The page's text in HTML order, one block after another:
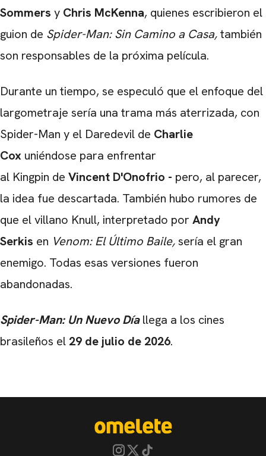
Sommers y Chris McKenna, quienes escribieron el
guion de Spider-Man: Sin Camino a Casa,también
son responsables de la próxima película.
Durante un tiempo, se especuló que el enfoque del
largometraje sería una trama más aterrizada, con
Spider-Man y el Daredevil de Charlie
Cox uniéndose para enfrentar
al Kingpin de Vincent D'Onofrio - pero, al parecer,
la idea fue descartada. También hubo rumores de
que el villano Knull, interpretado por Andy
Serkis en Venom: El Último Baile,sería el gran
enemigo. Todas esas versiones fueron
abandonadas.
Spider-Man: Un Nuevo Díallega a los cines
brasileños el 29 de julio de 2026.